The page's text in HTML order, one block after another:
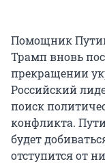
Помощник
Трамп вновь
прекращении
Российский
поиск
конфликта.
будет
отступится от